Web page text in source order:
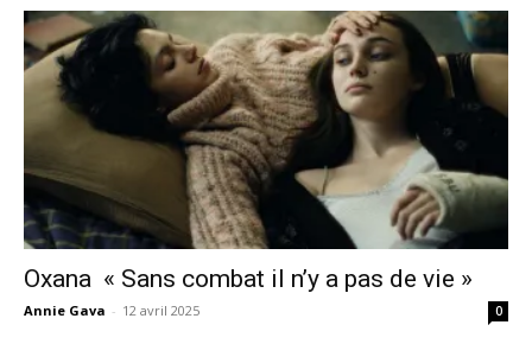
Oxana « Sans combat il n’y a pas de vie »
Annie Gava - 12 avril 2025 0